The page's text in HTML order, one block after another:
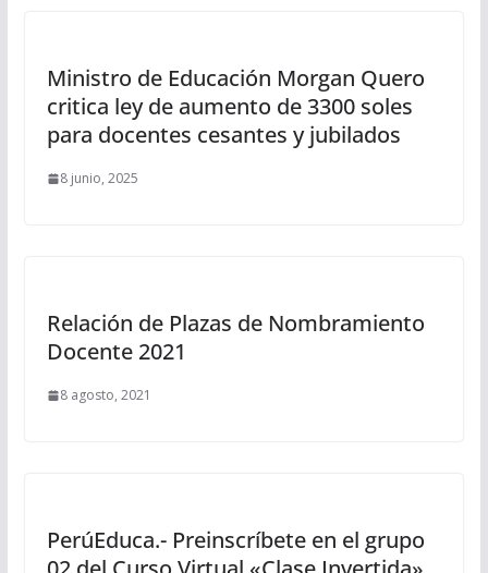
Ministro de Educación Morgan Quero
critica ley de aumento de 3300 soles
para docentes cesantes y jubilados
8 junio, 2025
Relación de Plazas de Nombramiento
Docente 2021
8 agosto, 2021
PerúEduca.- Preinscríbete en el grupo